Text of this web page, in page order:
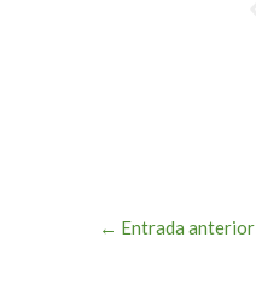
← Entrada anterior